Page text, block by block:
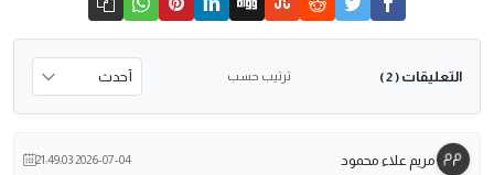
التعليقات ( 2 ) ترتيب حسب
مريم علاء محمود 2026-07-04 21:49:03